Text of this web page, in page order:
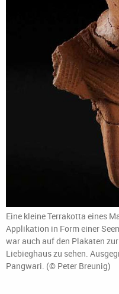
Eine kleine Terrakotta eines
Applikation in Form einer
war auch auf den Plakaten
Liebieghaus zu sehen.
Pangwari. (© Peter Breunig)